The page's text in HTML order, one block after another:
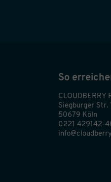
So
CLOUDBERRY
Siegburger Str.
50679 Köln
0221 429142-